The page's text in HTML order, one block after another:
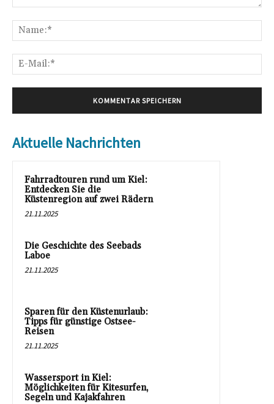
Aktuelle Nachrichten
Fahrradtouren rund um Kiel:
Entdecken Sie die
Küstenregion auf zwei Rädern
21.11.2025
Die Geschichte des Seebads
Laboe
21.11.2025
Sparen für den Küstenurlaub:
Tipps für günstige Ostsee-
Reisen
21.11.2025
Wassersport in Kiel:
Möglichkeiten für Kitesurfen,
Segeln und Kajakfahren